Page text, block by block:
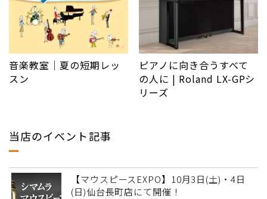
音楽教室｜夏の短期レッ
スン
ピアノに向き合うすべて
の人に | Roland LX-GPシ
リーズ
当店のイベント記事
【マウスピースEXPO】10月3日(土)・4日
(日)仙台長町店にて開催！